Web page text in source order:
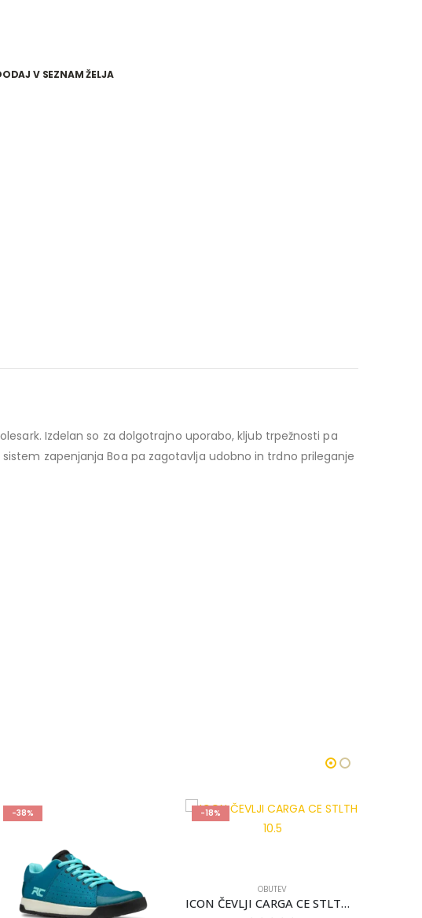
V SEZNAM ŽELJA
Izdelan so za dolgotrajno uporabo, kljub trpežnosti pa
zapenjanja Boa pa zagotavlja udobno in trdno prileganje
-18%
OBUTEV
-25%